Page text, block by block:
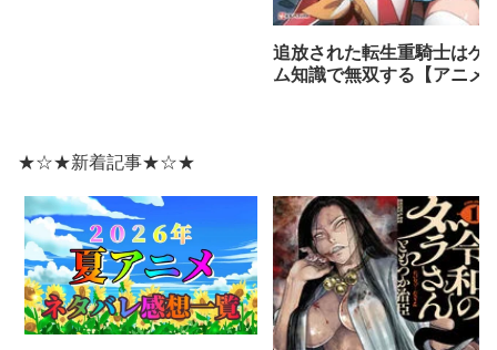
追放された転生重騎士はゲ
ム知識で無双する【アニメ
★☆★新着記事★☆★